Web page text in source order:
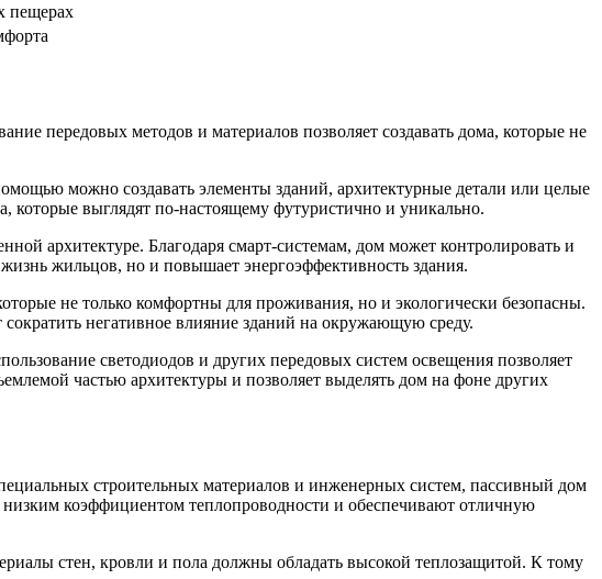
пещерах
передовых методов и материалов позволяет создавать дома, которые не
можно создавать элементы зданий, архитектурные детали или целые
которые выглядят по-настоящему футуристично и уникально.
архитектуре. Благодаря смарт-системам, дом может контролировать и
жильцов, но и повышает энергоэффективность здания.
не только комфортны для проживания, но и экологически безопасны.
негативное влияние зданий на окружающую среду.
светодиодов и других передовых систем освещения позволяет
частью архитектуры и позволяет выделять дом на фоне других
строительных материалов и инженерных систем, пассивный дом
коэффициентом теплопроводности и обеспечивают отличную
стен, кровли и пола должны обладать высокой теплозащитой. К тому